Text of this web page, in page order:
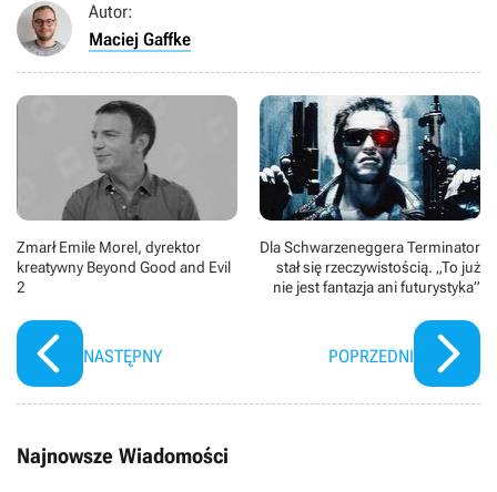
Autor:
Maciej Gaffke
Zmarł Emile Morel, dyrektor
kreatywny Beyond Good and Evil
2
NASTĘPNY
Dla Schwarzeneggera Terminator
stał się rzeczywistością. „To już
nie jest fantazja ani futurystyka”
POPRZEDNI
Najnowsze Wiadomości